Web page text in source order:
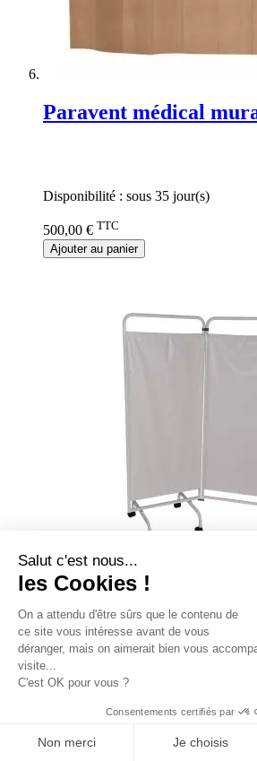
Paravent médical
Disponibilité : sous 35 jour(s)
500,00 € TTC
Ajouter au panier
Paravent médical 2
Médical
Rating:
0%
Disponibilité :sous 35 jour(s)
320,00 €
Salut c'est nous...
les Cookies !
On a attendu d'être sûrs que le contenu de
ce site vous intéresse avant de vous
déranger, mais on aimerait bien vous
visite...
C'est OK pour vous ?
Consentements certifiés par
Non merci Je choisis